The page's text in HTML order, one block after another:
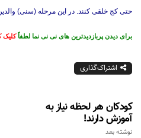
حتی کج خلقی کنند. در این مرحله (سنی)
برای دیدن پربازدیدترین های نی نی نما لطفاًکلیک
اشتراک‌گذاری
کودکان هر لحظه نیاز به
آموزش دارند!
نوشته بعد